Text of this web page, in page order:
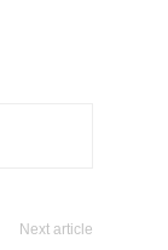
Next article